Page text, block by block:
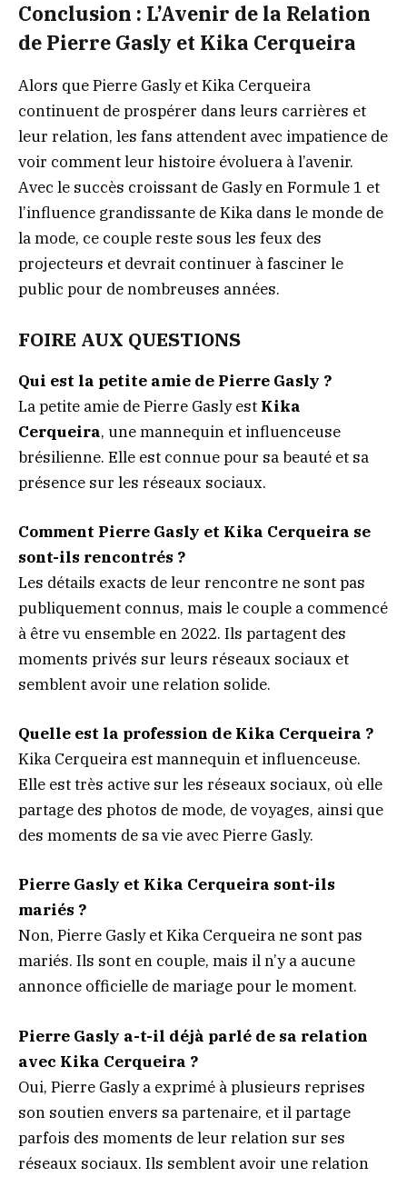
Conclusion : L’Avenir de la Relation
de Pierre Gasly et Kika Cerqueira
Alors que Pierre Gasly et Kika Cerqueira
continuent de prospérer dans leurs carrières et
leur relation, les fans attendent avec impatience de
voir comment leur histoire évoluera à l’avenir.
Avec le succès croissant de Gasly en Formule 1 et
l’influence grandissante de Kika dans le monde de
la mode, ce couple reste sous les feux des
projecteurs et devrait continuer à fasciner le
public pour de nombreuses années.
FOIRE AUX QUESTIONS
Qui est la petite amie de Pierre Gasly ?
La petite amie de Pierre Gasly est Kika
Cerqueira, une mannequin et influenceuse
brésilienne. Elle est connue pour sa beauté et sa
présence sur les réseaux sociaux.
Comment Pierre Gasly et Kika Cerqueira se
sont-ils rencontrés ?
Les détails exacts de leur rencontre ne sont pas
publiquement connus, mais le couple a commencé
à être vu ensemble en 2022. Ils partagent des
moments privés sur leurs réseaux sociaux et
semblent avoir une relation solide.
Quelle est la profession de Kika Cerqueira ?
Kika Cerqueira est mannequin et influenceuse.
Elle est très active sur les réseaux sociaux, où elle
partage des photos de mode, de voyages, ainsi que
des moments de sa vie avec Pierre Gasly.
Pierre Gasly et Kika Cerqueira sont-ils
mariés ?
Non, Pierre Gasly et Kika Cerqueira ne sont pas
mariés. Ils sont en couple, mais il n’y a aucune
annonce officielle de mariage pour le moment.
Pierre Gasly a-t-il déjà parlé de sa relation
avec Kika Cerqueira ?
Oui, Pierre Gasly a exprimé à plusieurs reprises
son soutien envers sa partenaire, et il partage
parfois des moments de leur relation sur ses
réseaux sociaux. Ils semblent avoir une relation